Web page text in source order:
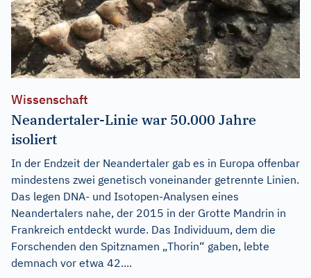
Wissenschaft
Neandertaler-Linie war 50.000 Jahre
isoliert
In der Endzeit der Neandertaler gab es in Europa offenbar
mindestens zwei genetisch voneinander getrennte Linien.
Das legen DNA- und Isotopen-Analysen eines
Neandertalers nahe, der 2015 in der Grotte Mandrin in
Frankreich entdeckt wurde. Das Individuum, dem die
Forschenden den Spitznamen „Thorin“ gaben, lebte
demnach vor etwa 42....